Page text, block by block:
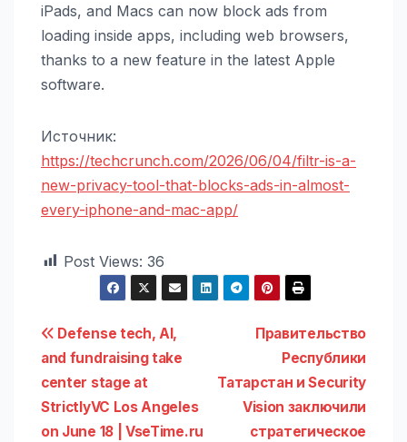
iPads, and Macs can now block ads from
loading inside apps, including web browsers,
thanks to a new feature in the latest Apple
software.
Источник:
https://techcrunch.com/2026/06/04/filtr-is-a-
new-privacy-tool-that-blocks-ads-in-almost-
every-iphone-and-mac-app/
Post Views: 36
Навигация
по
записям
Правительство
Республики
Татарстан и Security
Vision заключили
стратегическое
Defense tech, AI,
and fundraising take
center stage at
StrictlyVC Los Angeles
on June 18 | VseTime.ru